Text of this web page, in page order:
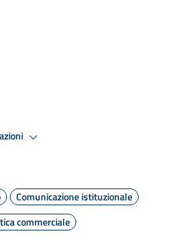
Comunicazione istituzionale
commerciale